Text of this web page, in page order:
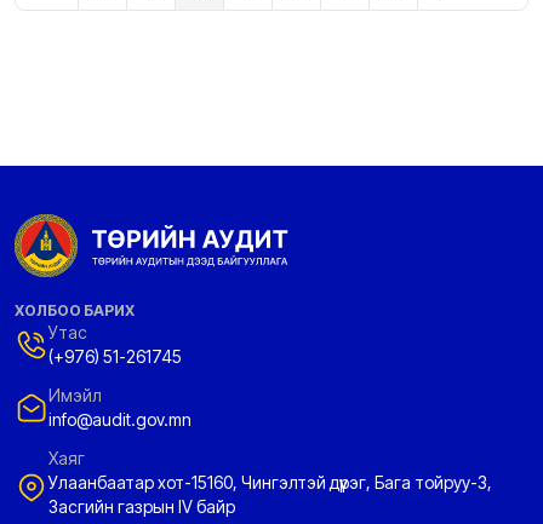
ХОЛБОО БАРИХ
Утас
(+976) 51-261745
Имэйл
info@audit.gov.mn
Хаяг
Улаанбаатар хот-15160, Чингэлтэй дүүрэг, Бага тойруу-3,
Засгийн газрын IV байр